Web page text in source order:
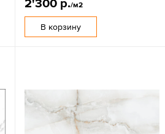
2'300 р./м2
В корзину